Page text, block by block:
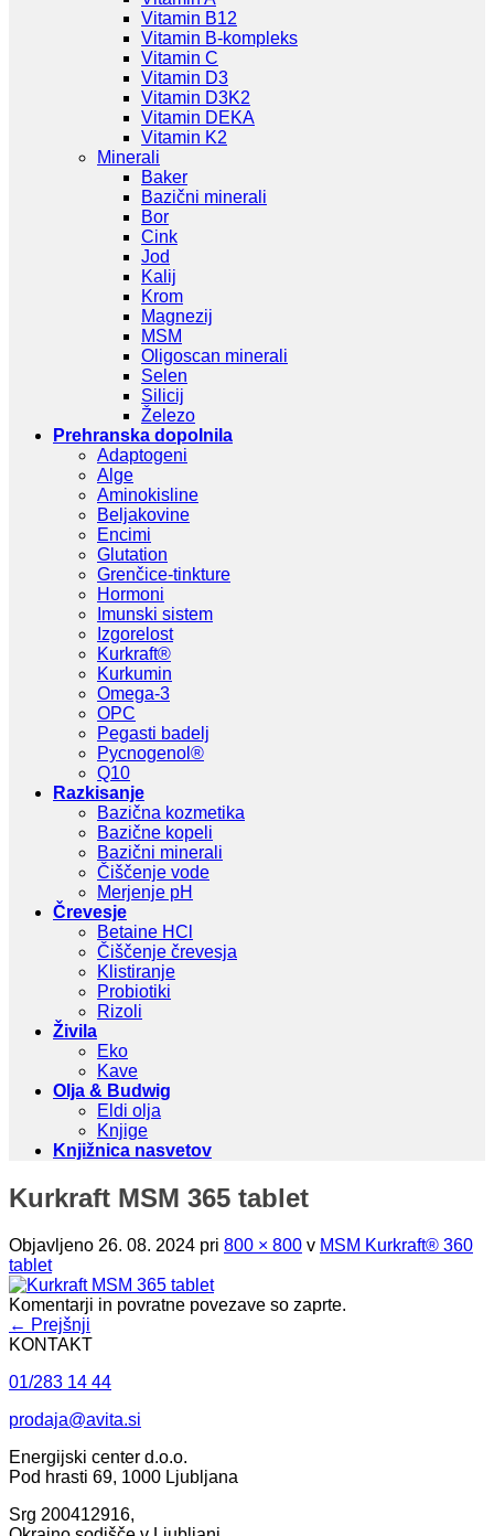
Vitamin B12
Vitamin B-kompleks
Vitamin C
Vitamin D3
Vitamin D3K2
Vitamin DEKA
Vitamin K2
Minerali
Baker
Bazični minerali
Bor
Cink
Jod
Kalij
Krom
Magnezij
MSM
Oligoscan minerali
Selen
Silicij
Železo
Prehranska dopolnila
Adaptogeni
Alge
Aminokisline
Beljakovine
Encimi
Glutation
Grenčice-tinkture
Hormoni
Imunski sistem
Izgorelost
Kurkraft®
Kurkumin
Omega-3
OPC
Pegasti badelj
Pycnogenol®
Q10
Razkisanje
Bazična kozmetika
Bazične kopeli
Bazični minerali
Čiščenje vode
Merjenje pH
Črevesje
Betaine HCl
Čiščenje črevesja
Klistiranje
Probiotiki
Rizoli
Živila
Eko
Kave
Olja & Budwig
Eldi olja
Knjige
Knjižnica nasvetov
Kurkraft MSM 365 tablet
Objavljeno 26. 08. 2024 pri 800 × 800 v MSM Kurkraft® 360
tablet
Komentarji in povratne povezave so zaprte.
← Prejšnji
KONTAKT
01/283 14 44
prodaja@avita.si
Energijski center d.o.o.
Pod hrasti 69, 1000 Ljubljana
Srg 200412916,